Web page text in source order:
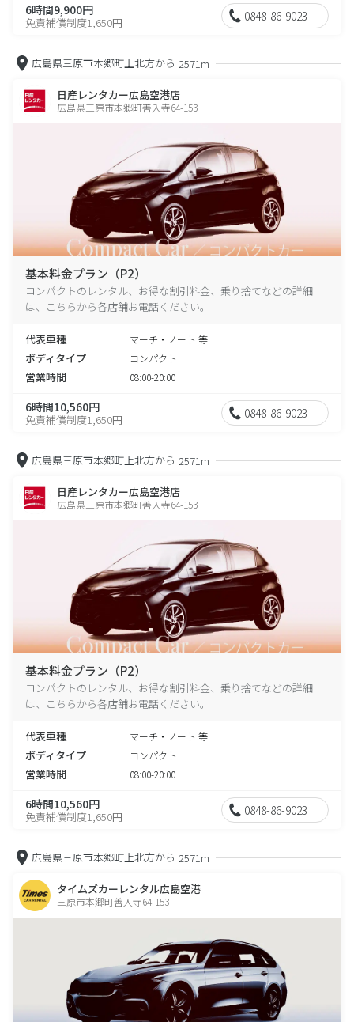
6時間9,900円
免責補償制度1,650円 0848-86-9023
広島県三原市本郷町上北方から 2571m
日産レンタカー広島空港店
広島県三原市本郷町善入寺64-153
基本料金プラン（P2）
コンパクトのレンタル、お得な割引料金、乗り捨てなどの詳細
は、こちらから各店舗お電話ください。
代表車種 マーチ・ノート 等
ボディタイプ コンパクト
営業時間 08:00-20:00
6時間10,560円
免責補償制度1,650円 0848-86-9023
広島県三原市本郷町上北方から 2571m
日産レンタカー広島空港店
広島県三原市本郷町善入寺64-153
基本料金プラン（P2）
コンパクトのレンタル、お得な割引料金、乗り捨てなどの詳細
は、こちらから各店舗お電話ください。
代表車種 マーチ・ノート 等
ボディタイプ コンパクト
営業時間 08:00-20:00
6時間10,560円
免責補償制度1,650円 0848-86-9023
広島県三原市本郷町上北方から 2571m
タイムズカーレンタル広島空港
三原市本郷町善入寺64-153